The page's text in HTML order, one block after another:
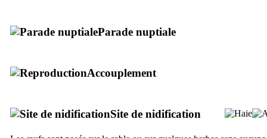
Parade nuptiale
Accouplement
Site de nidification